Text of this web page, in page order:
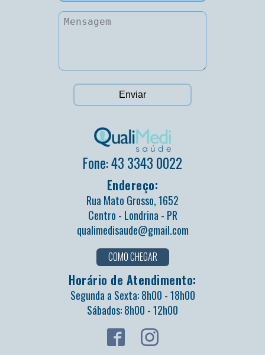
Fone: 43 3343 0022
Endereço:
Rua Mato Grosso, 1652
Centro - Londrina - PR
qualimedisaude@gmail.com
COMO CHEGAR
Horário de Atendimento:
Segunda a Sexta: 8h00 - 18h00
Sábados: 8h00 - 12h00